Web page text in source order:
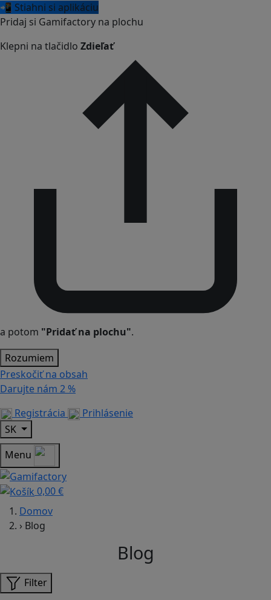
📲 Stiahni si aplikáciu
Pridaj si Gamifactory na plochu
Klepni na tlačidlo Zdieľať
a potom "Pridať na plochu".
Rozumiem
Preskočiť na obsah
Darujte nám 2 %
Registrácia
Prihlásenie
SK
Menu
0,00 €
Domov
› Blog
Blog
Filter